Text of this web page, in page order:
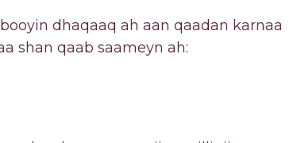
dhaqaaq ah aan qaadan karnaa
shan qaab saameyn ah: